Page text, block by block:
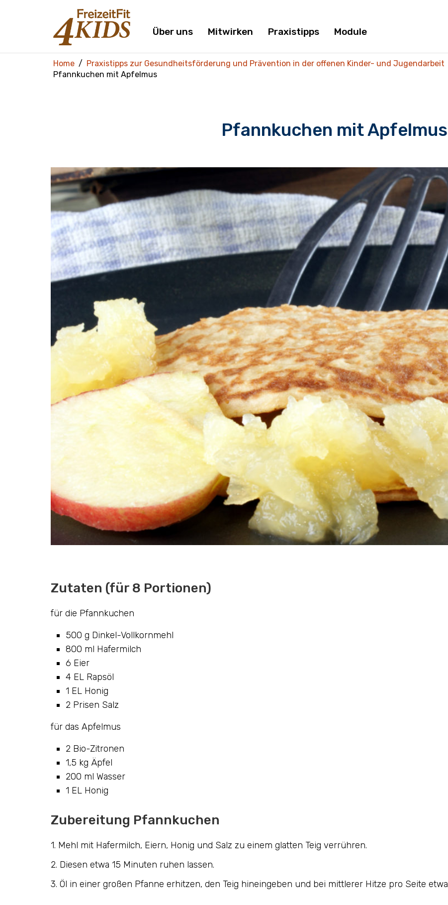
Über uns Mitwirken Praxistipps Module
Home Praxistipps zur Gesundheitsförderung und Prävention in der offenen Kinder- und Jugendarbeit
Pfannkuchen mit Apfelmus
Pfannkuchen mit Apfelmus
Zutaten (für 8 Portionen)
für die Pfannkuchen
500 g Dinkel-Vollkornmehl
800 ml Hafermilch
6 Eier
4 EL Rapsöl
1 EL Honig
2 Prisen Salz
für das Apfelmus
2 Bio-Zitronen
1,5 kg Äpfel
200 ml Wasser
1 EL Honig
Zubereitung Pfannkuchen
1. Mehl mit Hafermilch, Eiern, Honig und Salz zu einem glatten Teig verrühren.
2. Diesen etwa 15 Minuten ruhen lassen.
3. Öl in einer großen Pfanne erhitzen, den Teig hineingeben und bei mittlerer Hitze pro Seite